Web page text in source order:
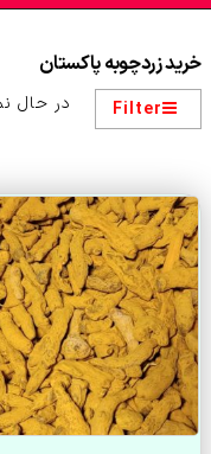
خرید زردچوبه پاکستان
Filter در حال